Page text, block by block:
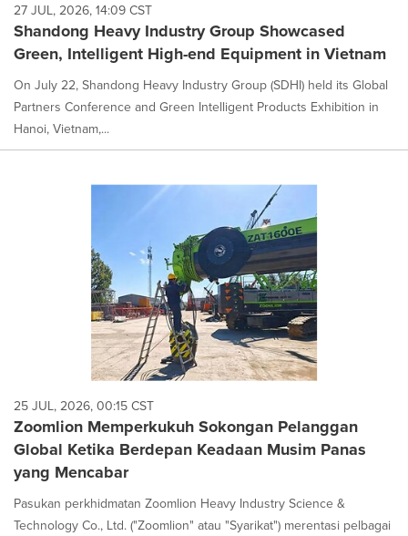
27 JUL, 2026, 14:09 CST
Shandong Heavy Industry Group Showcased
Green, Intelligent High-end Equipment in Vietnam
On July 22, Shandong Heavy Industry Group (SDHI) held its Global
Partners Conference and Green Intelligent Products Exhibition in
Hanoi, Vietnam,...
25 JUL, 2026, 00:15 CST
Zoomlion Memperkukuh Sokongan Pelanggan
Global Ketika Berdepan Keadaan Musim Panas
yang Mencabar
Pasukan perkhidmatan Zoomlion Heavy Industry Science &
Technology Co., Ltd. ("Zoomlion" atau "Syarikat") merentasi pelbagai